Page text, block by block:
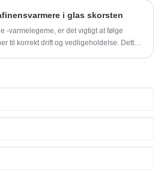
i glas skorsten
-varmelegeme, er det vigtigt at følge
til korrekt drift og vedligeholdelse. Dette
og kun ved hjælp af rengør og parafin